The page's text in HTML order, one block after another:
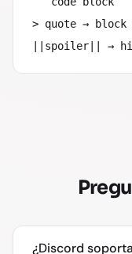
> quote → block
||spoiler||
→
¿Discord